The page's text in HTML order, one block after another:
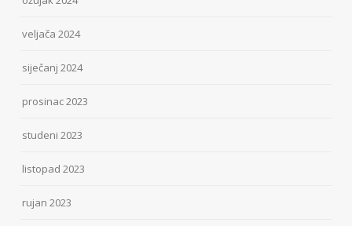
veljača 2024
siječanj 2024
prosinac 2023
studeni 2023
listopad 2023
rujan 2023